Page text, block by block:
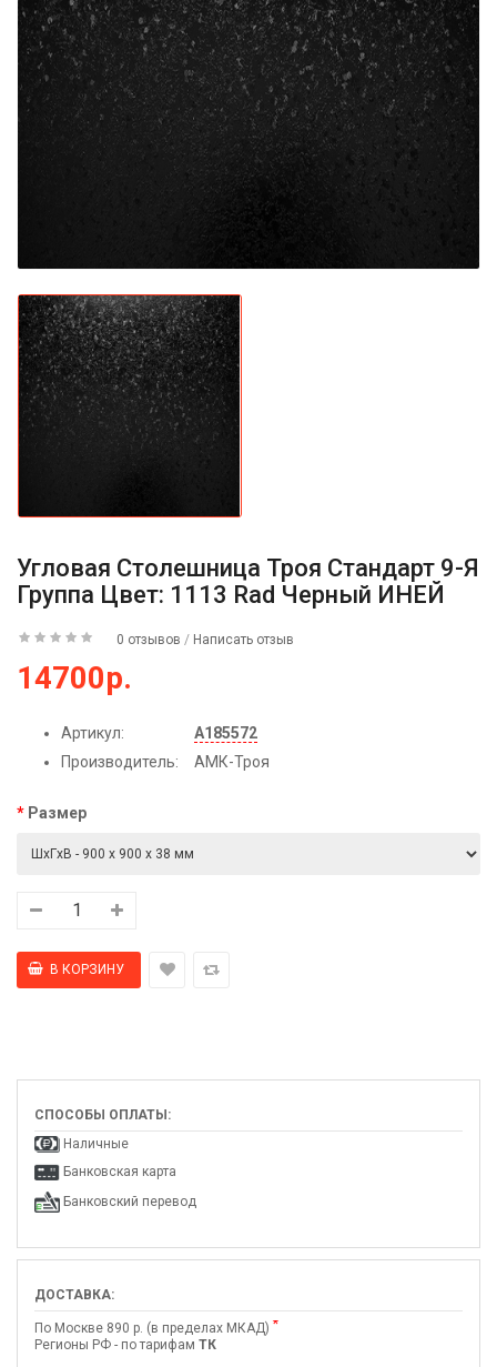
Угловая Столешница Троя Стандарт 9-Я
Группа Цвет: 1113 Rad Черный ИНЕЙ
0 отзывов / Написать отзыв
14700р.
Артикул:
А185572
Производитель:
АМК-Троя
Размер
СПОСОБЫ ОПЛАТЫ:
Наличные
Банковская карта
Банковский перевод
ДОСТАВКА:
По Москве 890 р. (в пределах МКАД) *
Регионы РФ - по тарифам ТК